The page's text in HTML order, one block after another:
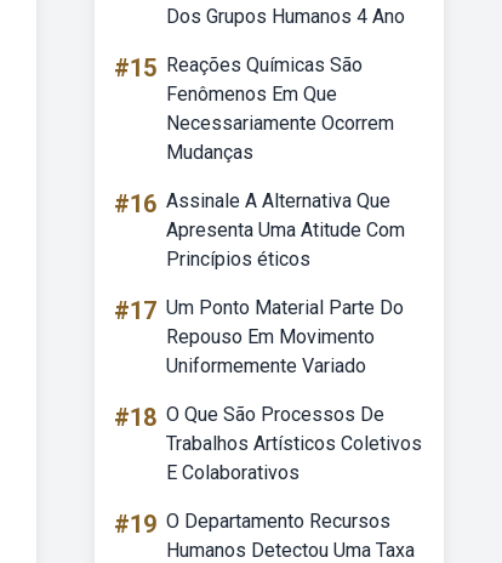
Dos Grupos Humanos 4 Ano
#15 Reações Químicas São
Fenômenos Em Que
Necessariamente Ocorrem
Mudanças
#16 Assinale A Alternativa Que
Apresenta Uma Atitude Com
Princípios éticos
#17 Um Ponto Material Parte Do
Repouso Em Movimento
Uniformemente Variado
#18 O Que São Processos De
Trabalhos Artísticos Coletivos
E Colaborativos
#19 O Departamento Recursos
Humanos Detectou Uma Taxa